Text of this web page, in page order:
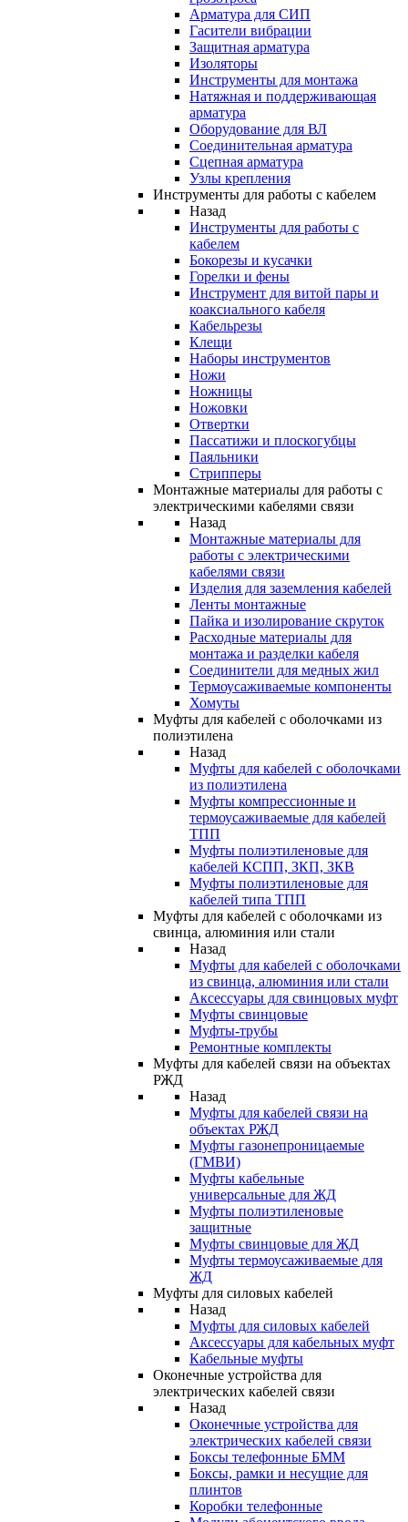
Арматура для СИП
Гасители вибрации
Защитная арматура
Изоляторы
Инструменты для монтажа
Натяжная и поддерживающая
арматура
Оборудование для ВЛ
Соединительная арматура
Сцепная арматура
Узлы крепления
Инструменты для работы с кабелем
Назад
Инструменты для работы с
кабелем
Бокорезы и кусачки
Горелки и фены
Инструмент для витой пары и
коаксиального кабеля
Кабельрезы
Клещи
Наборы инструментов
Ножи
Ножницы
Ножовки
Отвертки
Пассатижи и плоскогубцы
Паяльники
Стрипперы
Монтажные материалы для работы с
электрическими кабелями связи
Назад
Монтажные материалы для
работы с электрическими
кабелями связи
Изделия для заземления кабелей
Ленты монтажные
Пайка и изолирование скруток
Расходные материалы для
монтажа и разделки кабеля
Соединители для медных жил
Термоусаживаемые компоненты
Хомуты
Муфты для кабелей с оболочками из
полиэтилена
Назад
Муфты для кабелей с оболочками
из полиэтилена
Муфты компрессионные и
термоусаживаемые для кабелей
ТПП
Муфты полиэтиленовые для
кабелей КСПП, ЗКП, ЗКВ
Муфты полиэтиленовые для
кабелей типа ТПП
Муфты для кабелей с оболочками из
свинца, алюминия или стали
Назад
Муфты для кабелей с оболочками
из свинца, алюминия или стали
Аксессуары для свинцовых муфт
Муфты свинцовые
Муфты-трубы
Ремонтные комплекты
Муфты для кабелей связи на объектах
РЖД
Назад
Муфты для кабелей связи на
объектах РЖД
Муфты газонепроницаемые
(ГМВИ)
Муфты кабельные
универсальные для ЖД
Муфты полиэтиленовые
защитные
Муфты свинцовые для ЖД
Муфты термоусаживаемые для
ЖД
Муфты для силовых кабелей
Назад
Муфты для силовых кабелей
Аксессуары для кабельных муфт
Кабельные муфты
Оконечные устройства для
электрических кабелей связи
Назад
Оконечные устройства для
электрических кабелей связи
Боксы телефонные БММ
Боксы, рамки и несущие для
плинтов
Коробки телефонные